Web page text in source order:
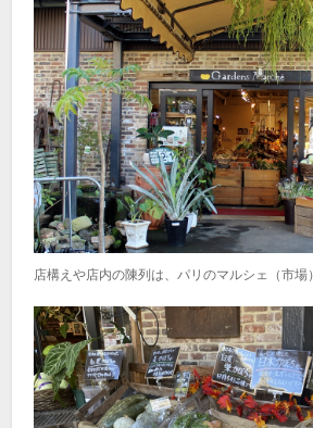
店構えや店内の陳列は、パリのマルシェ（市場